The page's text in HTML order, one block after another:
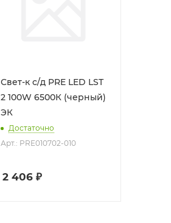
Свет-к с/д PRE LED LST
2 100W 6500К (черный)
ЭК
Достаточно
Арт.: PRE010702-010
2 406₽